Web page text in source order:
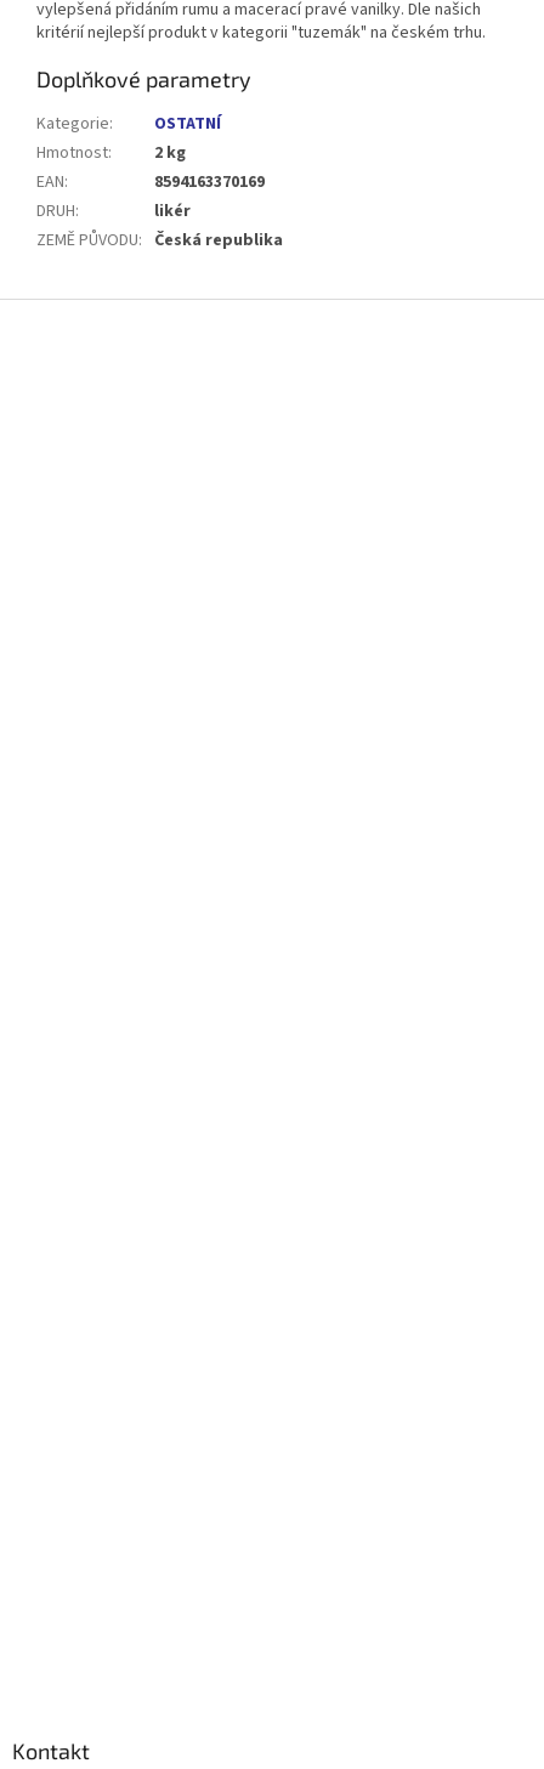
vylepšená přidáním rumu a macerací pravé vanilky. Dle našich
kritérií nejlepší produkt v kategorii "tuzemák" na českém trhu.
Doplňkové parametry
Kategorie:
OSTATNÍ
Hmotnost:
2 kg
EAN:
8594163370169
DRUH:
likér
ZEMĚ PŮVODU: Česká republika
Kontakt